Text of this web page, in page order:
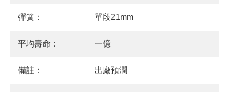
彈簧： 單段21mm
平均壽命： 一億
備註： 出廠預潤